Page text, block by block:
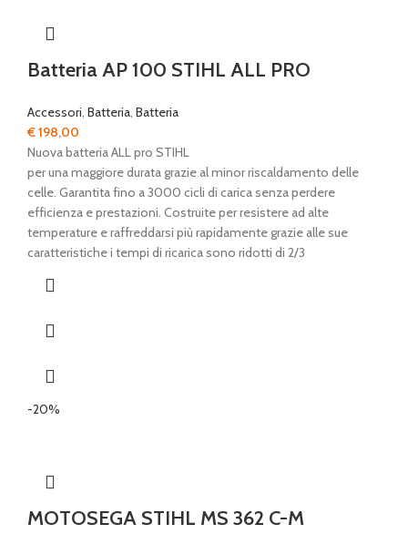
Batteria AP 100 STIHL ALL PRO
Accessori, Batteria, Batteria
€198,00
Nuova batteria ALL pro STIHL
per una maggiore durata grazie al minor riscaldamento delle
celle. Garantita fino a 3000 cicli di carica senza perdere
efficienza e prestazioni. Costruite per resistere ad alte
temperature e raffreddarsi più rapidamente grazie alle sue
caratteristiche i tempi di ricarica sono ridotti di 2/3
-20%
MOTOSEGA STIHL MS 362 C-M